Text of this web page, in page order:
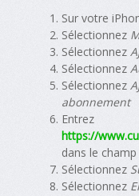
Sur votre
Sélectionnez
Sélectionnez
Sélectionnez
Sélectionnez
abonnement
Entrez
https://
dans le
Sélectionnez
Sélectionnez